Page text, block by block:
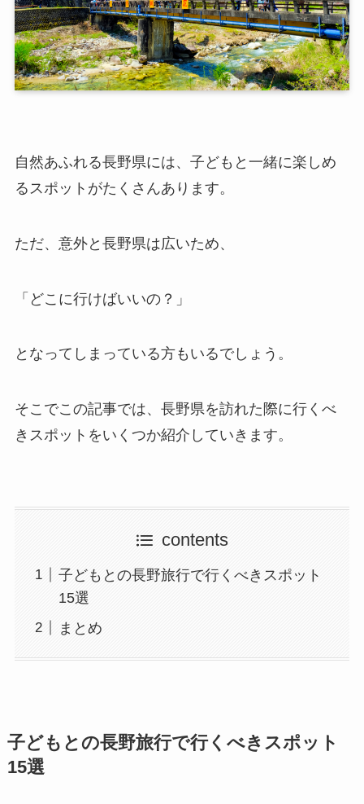
自然あふれる長野県には、子どもと一緒に楽しめ
るスポットがたくさんあります。
ただ、意外と長野県は広いため、
「どこに行けばいいの？」
となってしまっている方もいるでしょう。
そこでこの記事では、長野県を訪れた際に行くべ
きスポットをいくつか紹介していきます。
contents
子どもとの長野旅行で行くべきスポット
15選
まとめ
子どもとの長野旅行で行くべきスポット
15選